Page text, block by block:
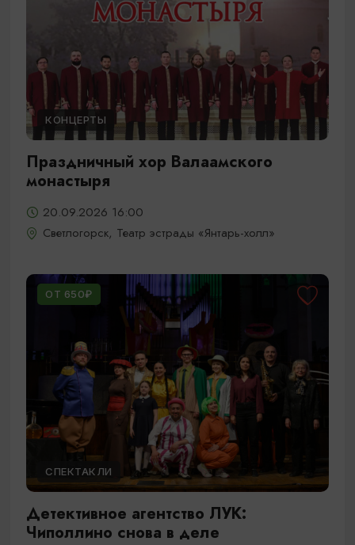
КОНЦЕРТЫ
Праздничный хор Валаамского
монастыря
20.09.2026 16:00
Светлогорск, Театр эстрады «Янтарь-холл»
ОТ 650₽
СПЕКТАКЛИ
Детективное агентство ЛУК:
Чиполлино снова в деле